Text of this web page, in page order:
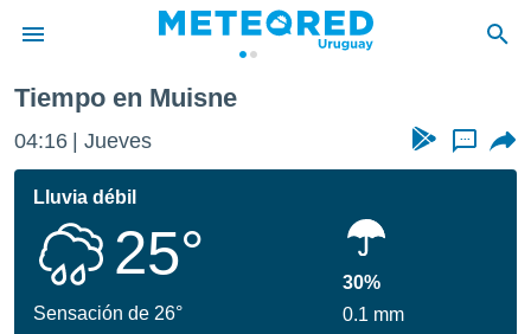
de
ha
para
que se
calidad.
a este
Tiempo en Muisne
04:16 Jueves ...
Lluvia débil
25°
Sensación de 26°
30%
0.1 mm